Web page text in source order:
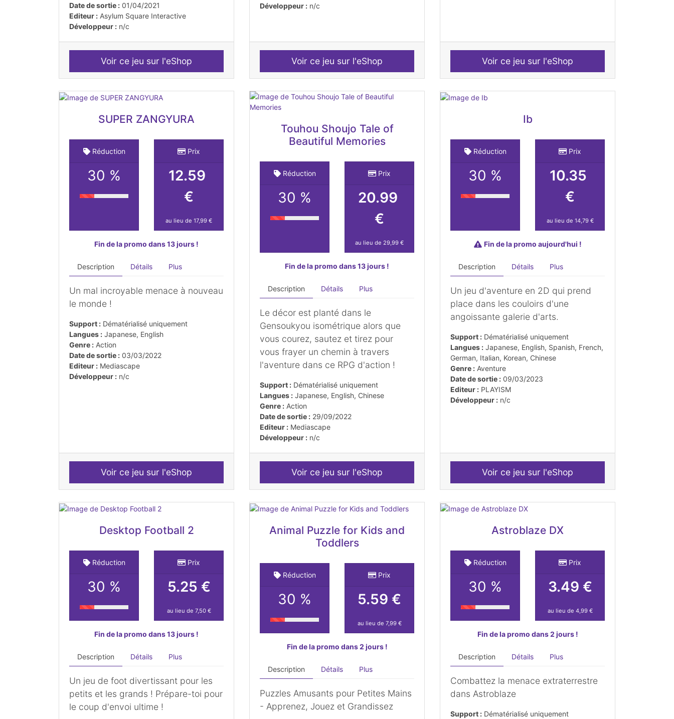
Date de sortie : 01/04/2021
Editeur : Asylum Square Interactive
Développeur : n/c
Voir ce jeu sur l'eShop
Développeur : n/c
Voir ce jeu sur l'eShop Voir ce jeu sur l'eShop
SUPER ZANGYURA
Réduction
30 %
Prix
12.59
€
au lieu de 17,99 €
Fin de la promo dans 13 jours !
Description Détails Plus
Un mal incroyable menace à nouveau
le monde !
Support : Dématérialisé uniquement
Langues : Japanese, English
Genre : Action
Date de sortie : 03/03/2022
Editeur : Mediascape
Développeur : n/c
Voir ce jeu sur l'eShop
Touhou Shoujo Tale of
Beautiful Memories
Réduction
30 %
Prix
20.99
€
au lieu de 29,99 €
Fin de la promo dans 13 jours !
Description Détails Plus
Le décor est planté dans le
Gensoukyou isométrique alors que
vous courez, sautez et tirez pour
vous frayer un chemin à travers
l'aventure dans ce RPG d'action !
Support : Dématérialisé uniquement
Langues : Japanese, English, Chinese
Genre : Action
Date de sortie : 29/09/2022
Editeur : Mediascape
Développeur : n/c
Voir ce jeu sur l'eShop
Ib
Réduction
30 %
Prix
10.35
€
au lieu de 14,79 €
Fin de la promo aujourd'hui !
Description Détails Plus
Un jeu d'aventure en 2D qui prend
place dans les couloirs d'une
angoissante galerie d'arts.
Support : Dématérialisé uniquement
Langues : Japanese, English, Spanish, French,
German, Italian, Korean, Chinese
Genre : Aventure
Date de sortie : 09/03/2023
Editeur : PLAYISM
Développeur : n/c
Voir ce jeu sur l'eShop
Desktop Football 2
Réduction
30 %
Prix
5.25 €
au lieu de 7,50 €
Fin de la promo dans 13 jours !
Description Détails Plus
Un jeu de foot divertissant pour les
petits et les grands ! Prépare-toi pour
le coup d'envoi ultime !
Animal Puzzle for Kids and
Toddlers
Réduction
30 %
Prix
5.59 €
au lieu de 7,99 €
Fin de la promo dans 2 jours !
Description Détails Plus
Puzzles Amusants pour Petites Mains
- Apprenez, Jouez et Grandissez
Astroblaze DX
Réduction
30 %
Prix
3.49 €
au lieu de 4,99 €
Fin de la promo dans 2 jours !
Description Détails Plus
Combattez la menace extraterrestre
dans Astroblaze
Support : Dématérialisé uniquement